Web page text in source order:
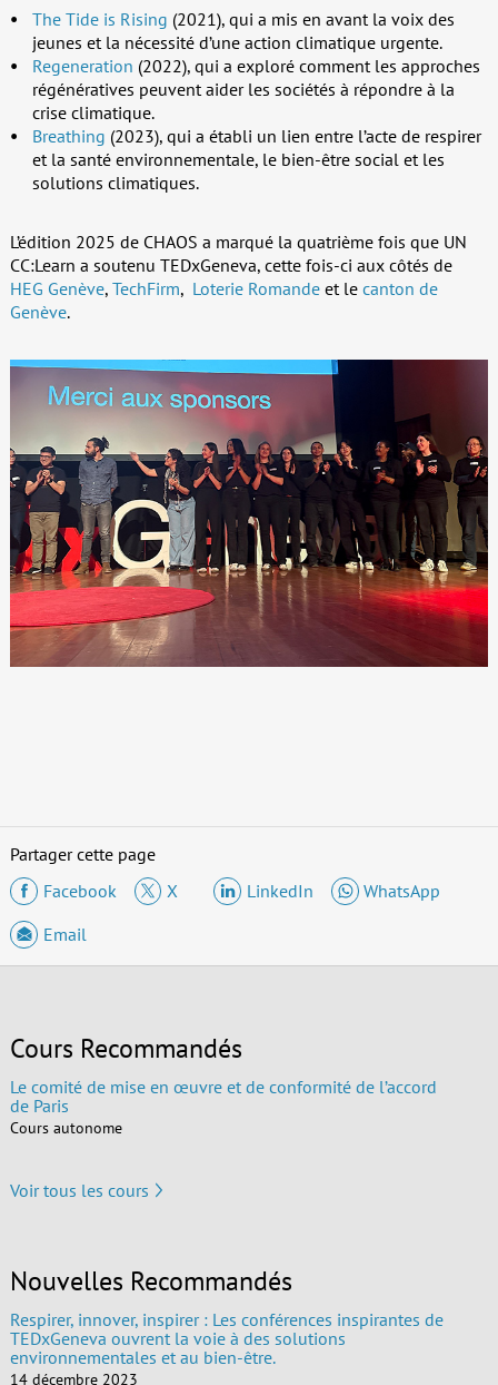
The Tide is Rising (2021), qui a mis en avant la voix des
jeunes et la nécessité d’une action climatique urgente.
Regeneration (2022), qui a exploré comment les approches
régénératives peuvent aider les sociétés à répondre à la
crise climatique.
Breathing (2023), qui a établi un lien entre l’acte de respirer
et la santé environnementale, le bien-être social et les
solutions climatiques.
L’édition 2025 de CHAOS a marqué la quatrième fois que UN
CC:Learn a soutenu TEDxGeneva, cette fois-ci aux côtés de
HEG Genève, TechFirm, Loterie Romandeet le canton de
Genève.
Partager cette page
Facebook
X LinkedIn
WhatsApp
Email
Cours Recommandés
Le comité de mise en œuvre et de conformité de l’accord
de Paris
Cours autonome
Voir tous les cours
Nouvelles Recommandés
Respirer, innover, inspirer : Les conférences inspirantes de
TEDxGeneva ouvrent la voie à des solutions
environnementales et au bien-être.
14 décembre 2023